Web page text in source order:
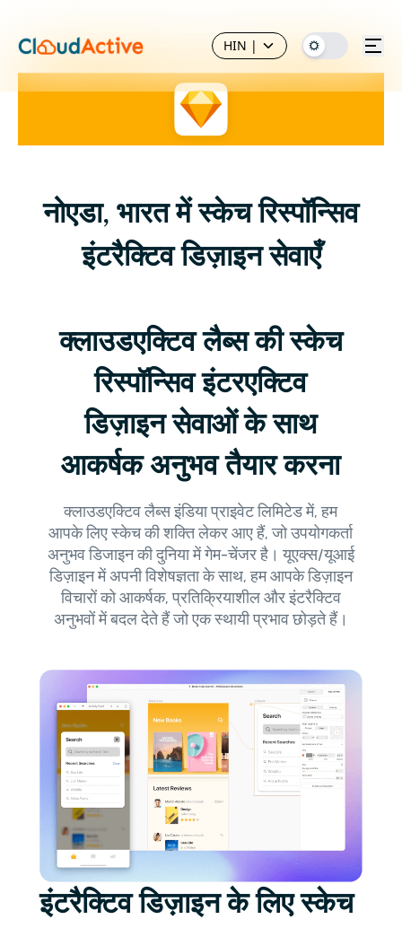
HIN |
नोएडा, भारत में स्केच रिस्पॉन्सिव
इंटरैक्टिव डिज़ाइन सेवाएँ
क्लाउडएक्टिव लैब्स की स्केच
रिस्पॉन्सिव इंटरएक्टिव
डिज़ाइन सेवाओं के साथ
आकर्षक अनुभव तैयार करना
क्लाउडएक्टिव लैब्स इंडिया प्राइवेट लिमिटेड में, हम
आपके लिए स्केच की शक्ति लेकर आए हैं, जो उपयोगकर्ता
अनुभव डिजाइन की दुनिया में गेम-चेंजर है। यूएक्स/यूआई
डिज़ाइन में अपनी विशेषज्ञता के साथ, हम आपके डिज़ाइन
विचारों को आकर्षक, प्रतिक्रियाशील और इंटरैक्टिव
अनुभवों में बदल देते हैं जो एक स्थायी प्रभाव छोड़ते हैं।
इंटरैक्टिव डिज़ाइन के लिए स्केच